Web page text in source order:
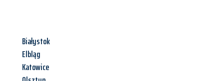
Białystok
Elbląg
Katowice